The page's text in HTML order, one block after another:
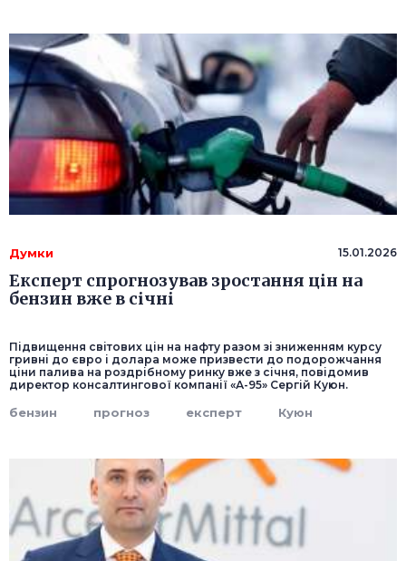
Думки 15.01.2026
Експерт спрогнозував зростання цін на
бензин вже в січні
Підвищення світових цін на нафту разом зі зниженням курсу
гривні до євро і долара може призвести до подорожчання
ціни палива на роздрібному ринку вже з січня, повідомив
директор консалтингової компанії «А-95» Сергій Куюн.
бензин прогноз експерт Куюн